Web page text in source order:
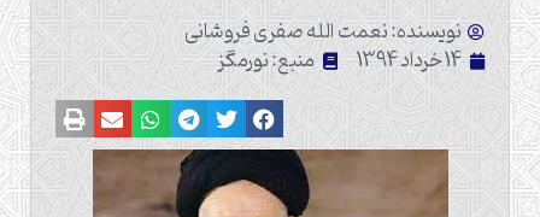
نویسنده: نعمت الله صفری فروشانی
14 خرداد 1394 منبع: نورمگز